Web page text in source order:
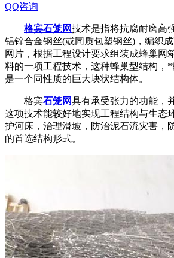
QQ咨询
格宾石笼网技术是指将抗腐耐磨高
铝锌合金钢丝(或同质包塑钢丝)，编织
网片，根据工程设计要求组装成蜂巢网
料的一项工程技术，这种蜂巢型结构，*
是一个同性质的巨大块状结构体。
格宾石笼网具有承受张力的功能，
这项技术能较好地实现工程结构与生态
护河床，治理滑坡，防治泥石流灾害，
的首选结构形式。